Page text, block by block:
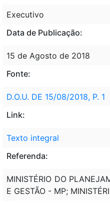
Executivo
Data de Publicação:
15 de Agosto de 2018
Fonte:
D.O.U. DE 15/08/2018, P. 1
Link:
Texto integral
Referenda:
MINISTÉRIO DO
E GESTÃO - MP;